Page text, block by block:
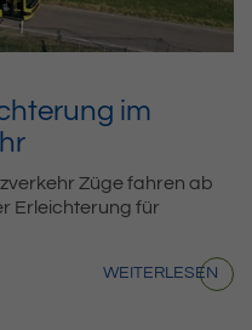
im
Züge fahren ab
Erleichterung für
WEITERLESEN